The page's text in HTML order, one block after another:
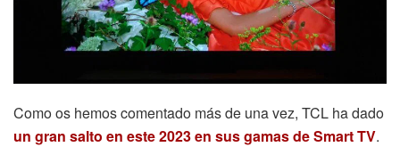
Como os hemos comentado más de una vez, TCL ha dado
un gran salto en este 2023 en sus gamas de Smart TV.